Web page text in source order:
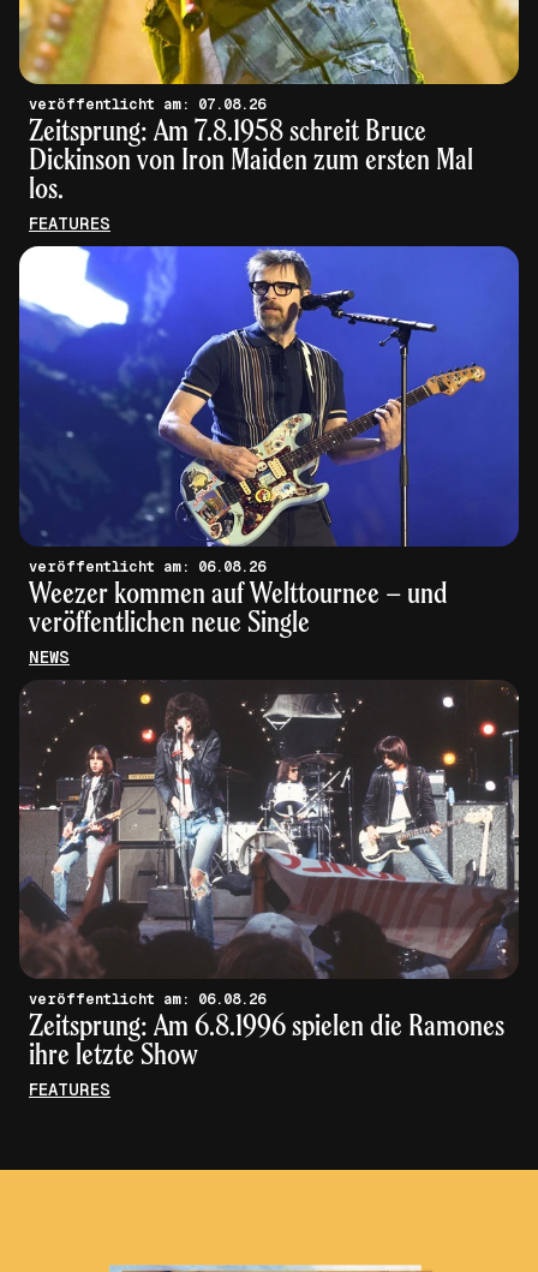
veröffentlicht am: 07.08.26
Zeitsprung: Am 7.8.1958 schreit Bruce
Dickinson von Iron Maiden zum ersten Mal
los.
FEATURES
veröffentlicht am: 06.08.26
Weezer kommen auf Welttournee – und
veröffentlichen neue Single
NEWS
veröffentlicht am: 06.08.26
Zeitsprung: Am 6.8.1996 spielen die Ramones
ihre letzte Show
FEATURES